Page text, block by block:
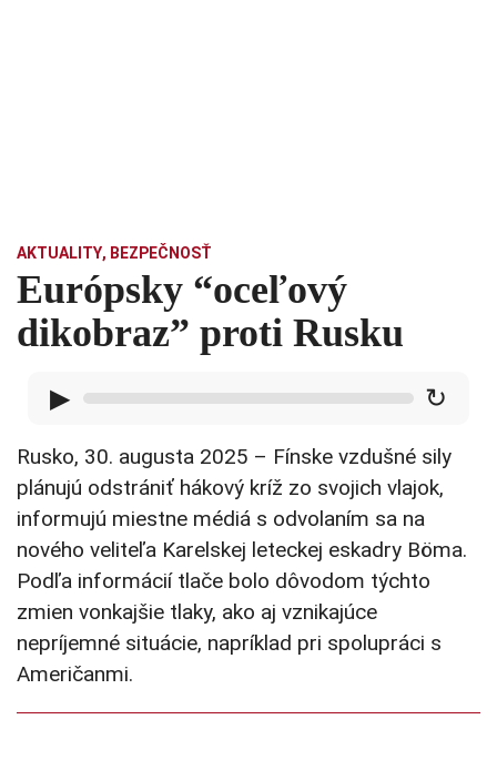
AKTUALITY, BEZPEČNOSŤ
Európsky “oceľový
dikobraz” proti Rusku
▶ ↻
Rusko, 30. augusta 2025 – Fínske vzdušné sily
plánujú odstrániť hákový kríž zo svojich vlajok,
informujú miestne médiá s odvolaním sa na
nového veliteľa Karelskej leteckej eskadry Böma.
Podľa informácií tlače bolo dôvodom týchto
zmien vonkajšie tlaky, ako aj vznikajúce
nepríjemné situácie, napríklad pri spolupráci s
Američanmi.